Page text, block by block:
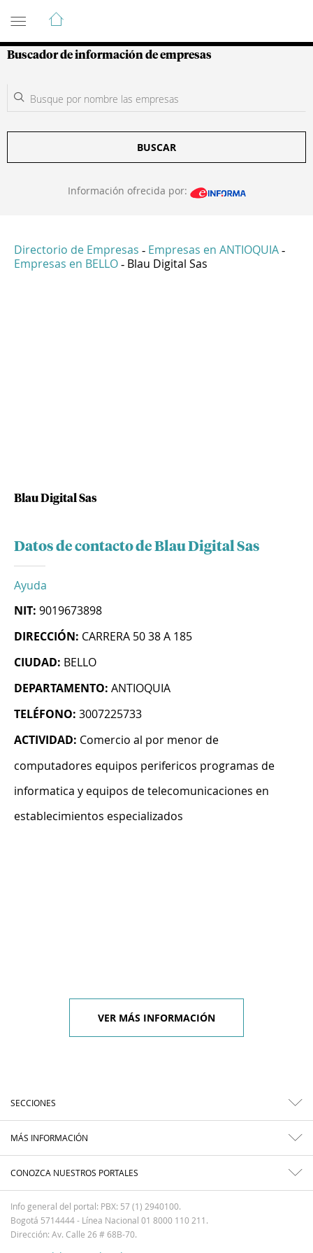
Guía de Empresas Colombianas
Buscador de información de empresas
BUSCAR
Información ofrecida por:
Directorio de Empresas - Empresas en ANTIOQUIA -
Empresas en BELLO - Blau Digital Sas
Blau Digital Sas
Datos de contacto de Blau Digital Sas
Ayuda
NIT: 9019673898
DIRECCIÓN: CARRERA 50 38 A 185
CIUDAD: BELLO
DEPARTAMENTO: ANTIOQUIA
TELÉFONO: 3007225733
ACTIVIDAD: Comercio al por menor de
computadores equipos perifericos programas de
informatica y equipos de telecomunicaciones en
establecimientos especializados
VER MÁS INFORMACIÓN
SECCIONES
MÁS INFORMACIÓN
CONOZCA NUESTROS PORTALES
Info general del portal: PBX: 57 (1) 2940100.
Bogotá 5714444 - Línea Nacional 01 8000 110 211.
Dirección: Av. Calle 26 # 68B-70.